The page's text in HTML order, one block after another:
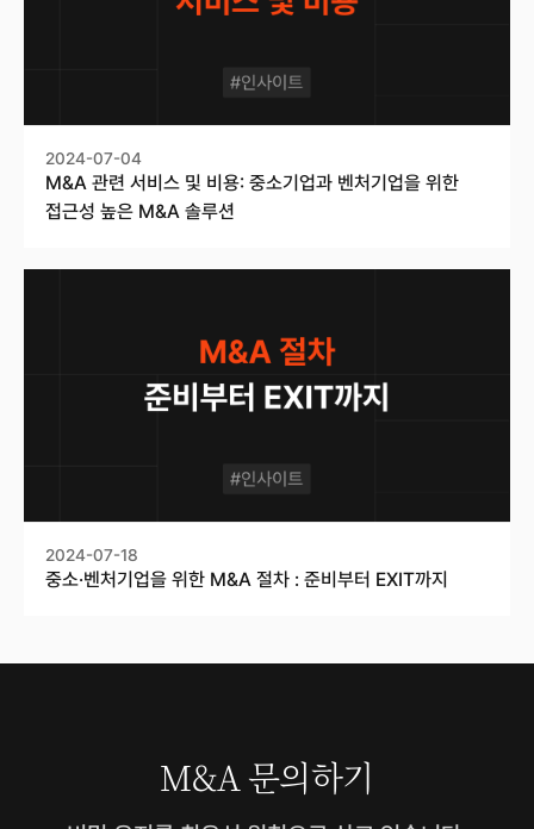
2024-07-04
M&A 관련 서비스 및 비용: 중소기업과 벤처기업을 위한
접근성 높은 M&A 솔루션
2024-07-18
중소·벤처기업을 위한 M&A 절차 : 준비부터 EXIT까지
M&A 문의하기